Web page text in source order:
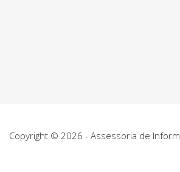
Copyright © 2026 - Assessoria de